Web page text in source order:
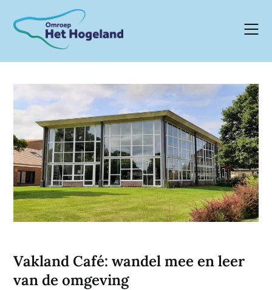
content
Vakland Café: wandel mee en leer
van de omgeving